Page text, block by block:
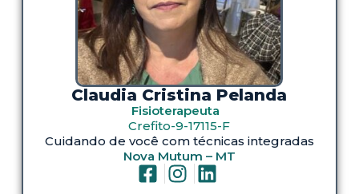
Claudia Cristina Pelanda
Fisioterapeuta
Crefito-9-17115-F
Cuidando de você com técnicas integradas
Nova Mutum – MT